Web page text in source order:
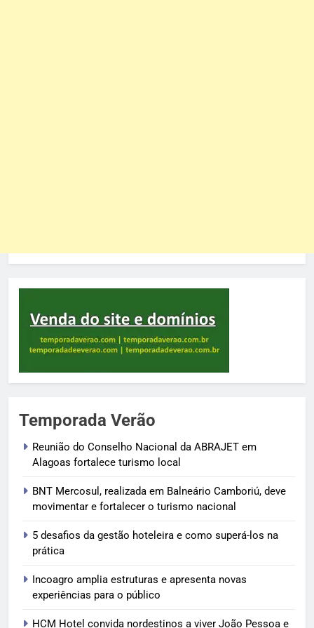
Temporada Verão
Reunião do Conselho Nacional da ABRAJET em
Alagoas fortalece turismo local
BNT Mercosul, realizada em Balneário Camboriú, deve
movimentar e fortalecer o turismo nacional
5 desafios da gestão hoteleira e como superá-los na
prática
Incoagro amplia estruturas e apresenta novas
experiências para o público
HCM Hotel convida nordestinos a viver João Pessoa e